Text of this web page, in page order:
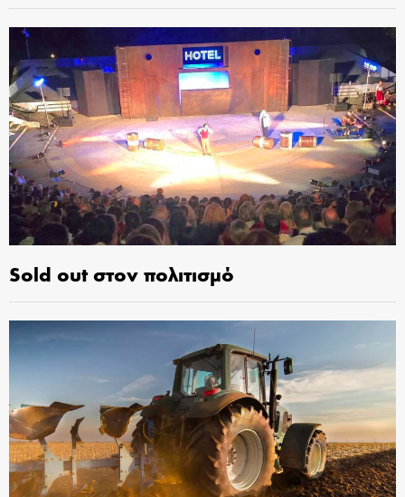
Sold out στον πολιτισμό